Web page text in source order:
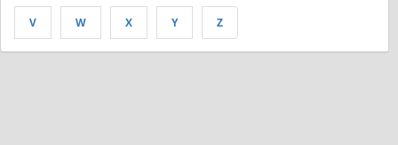
V W X Y Z